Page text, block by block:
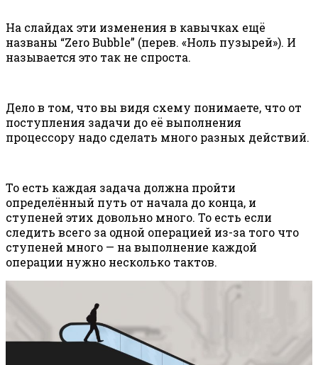
На слайдах эти изменения в кавычках ещё
названы “Zero Bubble” (перев. «Ноль пузырей»). И
называется это так не спроста.
Дело в том, что вы видя схему понимаете, что от
поступления задачи до её выполнения
процессору надо сделать много разных действий.
То есть каждая задача должна пройти
определённый путь от начала до конца, и
ступеней этих довольно много. То есть если
следить всего за одной операцией из-за того что
ступеней много — на выполнение каждой
операции нужно несколько тактов.